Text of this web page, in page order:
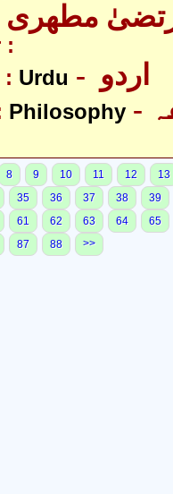
مطھری
:
: Urdu
Philosophy
8 9 10 11 12
13
35 36 37 38
39
61 62 63 64
65
87 88 >>